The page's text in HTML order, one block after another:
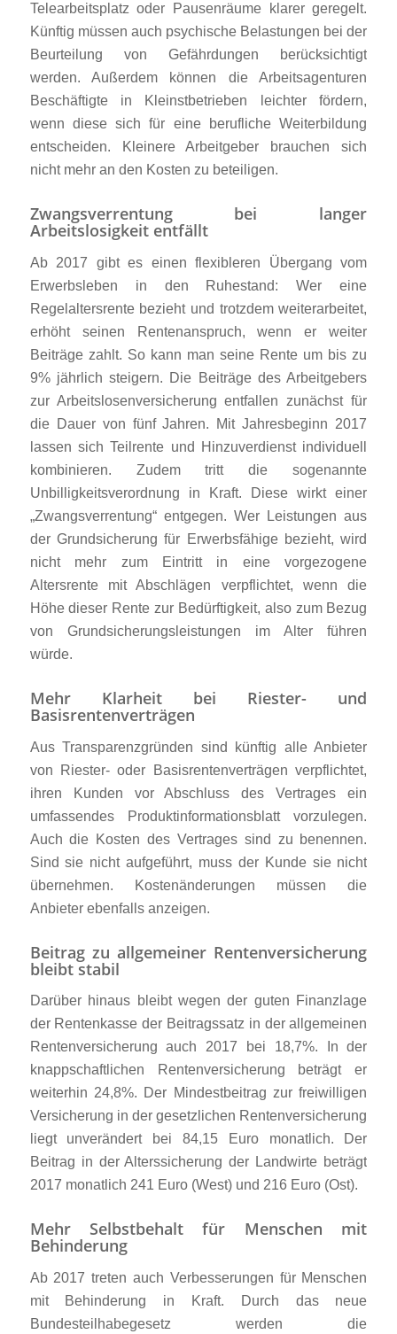
Telearbeitsplatz oder Pausenräume klarer geregelt.
Künftig müssen auch psychische Belastungen bei der
Beurteilung von Gefährdungen berücksichtigt
werden. Außerdem können die Arbeitsagenturen
Beschäftigte in Kleinstbetrieben leichter fördern,
wenn diese sich für eine berufliche Weiterbildung
entscheiden. Kleinere Arbeitgeber brauchen sich
nicht mehr an den Kosten zu beteiligen.
Zwangsverrentung bei langer
Arbeitslosigkeit entfällt
Ab 2017 gibt es einen flexibleren Übergang vom
Erwerbsleben in den Ruhestand: Wer eine
Regelaltersrente bezieht und trotzdem weiterarbeitet,
erhöht seinen Rentenanspruch, wenn er weiter
Beiträge zahlt. So kann man seine Rente um bis zu
9% jährlich steigern. Die Beiträge des Arbeitgebers
zur Arbeitslosenversicherung entfallen zunächst für
die Dauer von fünf Jahren. Mit Jahresbeginn 2017
lassen sich Teilrente und Hinzuverdienst individuell
kombinieren. Zudem tritt die sogenannte
Unbilligkeitsverordnung in Kraft. Diese wirkt einer
„Zwangsverrentung“ entgegen. Wer Leistungen aus
der Grundsicherung für Erwerbsfähige bezieht, wird
nicht mehr zum Eintritt in eine vorgezogene
Altersrente mit Abschlägen verpflichtet, wenn die
Höhe dieser Rente zur Bedürftigkeit, also zum Bezug
von Grundsicherungsleistungen im Alter führen
würde.
Mehr Klarheit bei Riester- und
Basisrentenverträgen
Aus Transparenzgründen sind künftig alle Anbieter
von Riester- oder Basisrentenverträgen verpflichtet,
ihren Kunden vor Abschluss des Vertrages ein
umfassendes Produktinformationsblatt vorzulegen.
Auch die Kosten des Vertrages sind zu benennen.
Sind sie nicht aufgeführt, muss der Kunde sie nicht
übernehmen. Kostenänderungen müssen die
Anbieter ebenfalls anzeigen.
Beitrag zu allgemeiner Rentenversicherung
bleibt stabil
Darüber hinaus bleibt wegen der guten Finanzlage
der Rentenkasse der Beitragssatz in der allgemeinen
Rentenversicherung auch 2017 bei 18,7%. In der
knappschaftlichen Rentenversicherung beträgt er
weiterhin 24,8%. Der Mindestbeitrag zur freiwilligen
Versicherung in der gesetzlichen Rentenversicherung
liegt unverändert bei 84,15 Euro monatlich. Der
Beitrag in der Alterssicherung der Landwirte beträgt
2017 monatlich 241 Euro (West) und 216 Euro (Ost).
Mehr Selbstbehalt für Menschen mit
Behinderung
Ab 2017 treten auch Verbesserungen für Menschen
mit Behinderung in Kraft. Durch das neue
Bundesteilhabegesetz werden die